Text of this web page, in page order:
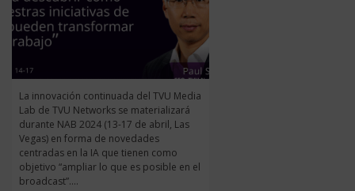
La innovación continuada del TVU Media
Lab de TVU Networks se materializará
durante NAB 2024 (13-17 de abril, Las
Vegas) en forma de novedades
centradas en la IA que tienen como
objetivo “ampliar lo que es posible en el
broadcast”....